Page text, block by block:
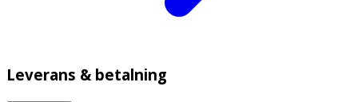
Leverans & betalning